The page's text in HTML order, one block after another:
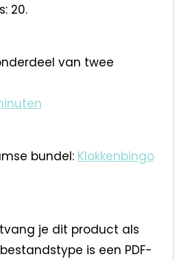
20.
van twee
bundel: Klokkenbingo
je dit product als
is een PDF-